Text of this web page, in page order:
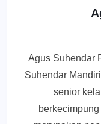
Agus Suhendar
Suhendar
senior